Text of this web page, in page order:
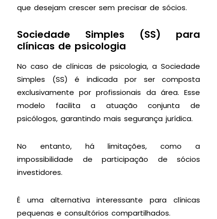
que desejam crescer sem precisar de sócios.
Sociedade Simples (SS) para
clínicas de psicologia
No caso de clínicas de psicologia, a Sociedade
Simples (SS) é indicada por ser composta
exclusivamente por profissionais da área. Esse
modelo facilita a atuação conjunta de
psicólogos, garantindo mais segurança jurídica.
No entanto, há limitações, como a
impossibilidade de participação de sócios
investidores.
É uma alternativa interessante para clínicas
pequenas e consultórios compartilhados.